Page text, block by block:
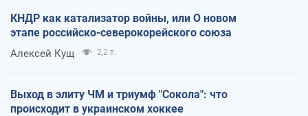
КНДР как катализатор войны, или О новом
этапе российско-северокорейского союза
Алексей Кущ 2,2 т.
Выход в элиту ЧМ и триумф "Сокола": что
происходит в украинском хоккее